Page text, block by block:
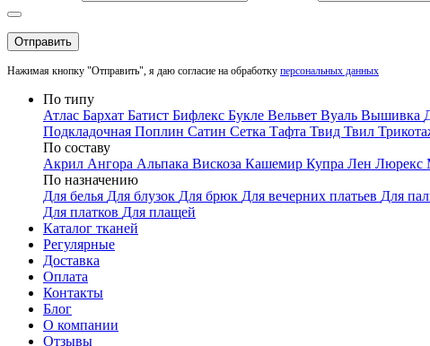
Отправить
Нажимая кнопку "Отправить", я даю согласие на обработку персональных данных
По типу
Атлас Бархат Батист Бифлекс Букле Вельвет Вуаль Вышивка
Подкладочная Поплин Сатин Сетка Тафта Твид Твил
По составу
Акрил Ангора Альпака Вискоза Кашемир Купра Лен Люрекс
По назначению
Для белья Для блузок Для брюк Для вечерних платьев Для
Для платков Для плащей
Каталог тканей
Регулярные
Доставка
Оплата
Контакты
Блог
О компании
Отзывы